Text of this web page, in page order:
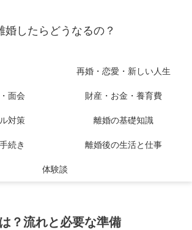
婚したらどうなるの？
再婚・恋愛・新しい人生
面会 財産・お金・養育費
対策 離婚の基礎知識
続き 離婚後の生活と仕事
体験談
？流れと必要な準備